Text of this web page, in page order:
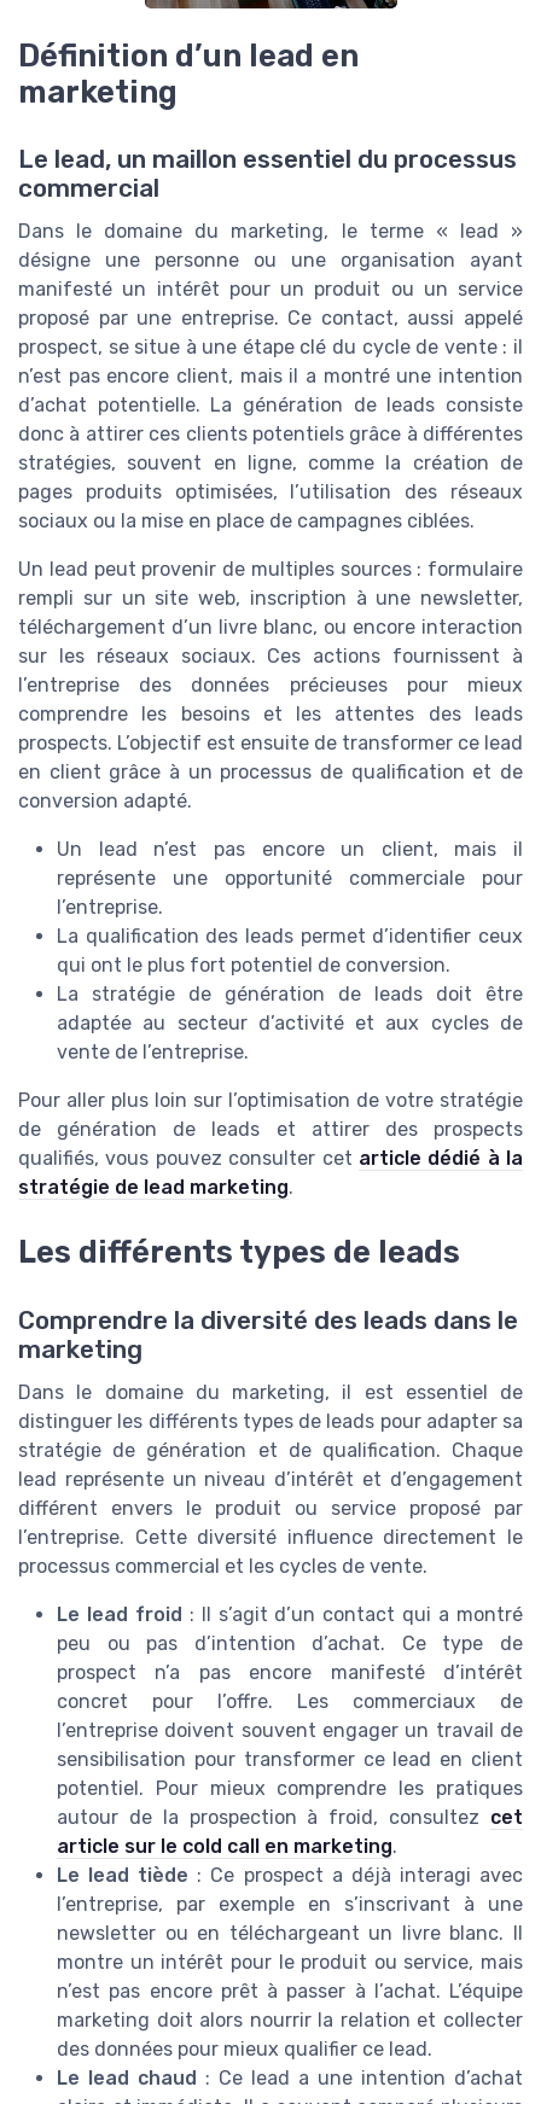
Définition d’un lead en
marketing
Le lead, un maillon essentiel du processus
commercial
Dans le domaine du marketing, le terme « lead »
désigne une personne ou une organisation ayant
manifesté un intérêt pour un produit ou un service
proposé par une entreprise. Ce contact, aussi appelé
prospect, se situe à une étape clé du cycle de vente : il
n’est pas encore client, mais il a montré une intention
d’achat potentielle. La génération de leads consiste
donc à attirer ces clients potentiels grâce à différentes
stratégies, souvent en ligne, comme la création de
pages produits optimisées, l’utilisation des réseaux
sociaux ou la mise en place de campagnes ciblées.
Un lead peut provenir de multiples sources : formulaire
rempli sur un site web, inscription à une newsletter,
téléchargement d’un livre blanc, ou encore interaction
sur les réseaux sociaux. Ces actions fournissent à
l’entreprise des données précieuses pour mieux
comprendre les besoins et les attentes des leads
prospects. L’objectif est ensuite de transformer ce lead
en client grâce à un processus de qualification et de
conversion adapté.
Un lead n’est pas encore un client, mais il
représente une opportunité commerciale pour
l’entreprise.
La qualification des leads permet d’identifier ceux
qui ont le plus fort potentiel de conversion.
La stratégie de génération de leads doit être
adaptée au secteur d’activité et aux cycles de
vente de l’entreprise.
Pour aller plus loin sur l’optimisation de votre stratégie
de génération de leads et attirer des prospects
qualifiés, vous pouvez consulter cet article dédié à la
stratégie de lead marketing.
Les différents types de leads
Comprendre la diversité des leads dans le
marketing
Dans le domaine du marketing, il est essentiel de
distinguer les différents types de leads pour adapter sa
stratégie de génération et de qualification. Chaque
lead représente un niveau d’intérêt et d’engagement
différent envers le produit ou service proposé par
l’entreprise. Cette diversité influence directement le
processus commercial et les cycles de vente.
Le lead froid : Il s’agit d’un contact qui a montré
peu ou pas d’intention d’achat. Ce type de
prospect n’a pas encore manifesté d’intérêt
concret pour l’offre. Les commerciaux de
l’entreprise doivent souvent engager un travail de
sensibilisation pour transformer ce lead en client
potentiel. Pour mieux comprendre les pratiques
autour de la prospection à froid, consultez cet
article sur le cold call en marketing.
Le lead tiède : Ce prospect a déjà interagi avec
l’entreprise, par exemple en s’inscrivant à une
newsletter ou en téléchargeant un livre blanc. Il
montre un intérêt pour le produit ou service, mais
n’est pas encore prêt à passer à l’achat. L’équipe
marketing doit alors nourrir la relation et collecter
des données pour mieux qualifier ce lead.
Le lead chaud : Ce lead a une intention d’achat